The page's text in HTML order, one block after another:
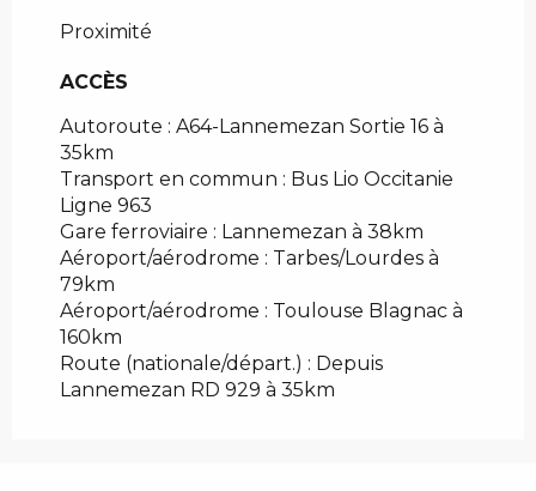
Proximité
ACCÈS
ACCÈS
Autoroute : A64-Lannemezan Sortie 16 à
35km
Transport en commun : Bus Lio Occitanie
Ligne 963
Gare ferroviaire : Lannemezan à 38km
Aéroport/aérodrome : Tarbes/Lourdes à
79km
Aéroport/aérodrome : Toulouse Blagnac à
160km
Route (nationale/départ.) : Depuis
Lannemezan RD 929 à 35km